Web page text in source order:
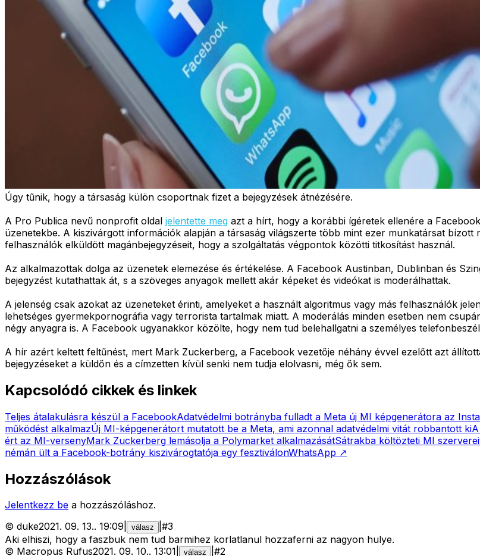
Úgy tűnik, hogy a társaság külön csoportnak fizet a bejegyzések átnézésére.
A Pro Publica nevű nonprofit oldal jelentette meg azt a hírt, hogy a korábbi ígéretek ellenére a
üzenetekbe. A kiszivárgott információk alapján a társaság világszerte több mint ezer munkatársat
felhasználók elküldött magánbejegyzéseit, hogy a szolgáltatás végpontok közötti titkosítást használ.
Az alkalmazottak dolga az üzenetek elemezése és értékelése. A Facebook Austinban, Dublinban és
bejegyzést kutathattak át, s a szöveges anyagok mellett akár képeket és videókat is moderálhattak.
A jelenség csak azokat az üzeneteket érinti, amelyeket a használt algoritmus vagy más felhasználók
lehetséges gyermekpornográfia vagy terrorista tartalmak miatt. A moderálás minden esetben nem
négy anyagra is. A Facebook ugyanakkor közölte, hogy nem tud belehallgatni a személyes
A hír azért keltett feltűnést, mert Mark Zuckerberg, a Facebook vezetője néhány évvel ezelőtt azt
bejegyzéseket a küldőn és a címzetten kívül senki nem tudja elolvasni, még ők sem.
Kapcsolódó cikkek és linkek
Teljes átalakulásra készül a FacebookAdatvédelmi botrányba fulladt a Meta új MI képgenerátora az
működést alkalmazÚj MI-képgenerátort mutatott be a Meta, ami azonnal adatvédelmi vitát robbantott ki
ért az MI-versenyMark Zuckerberg lemásolja a Polymarket alkalmazásátSátrakba költözteti MI
némán ült a Facebook-botrány kiszivárogtatója egy fesztiválonWhatsApp ↗
Hozzászólások
Jelentkezz be a hozzászóláshoz.
© duke2021. 09. 13.. 19:09 válasz #3
Aki elhiszi, hogy a faszbuk nem tud barmihez korlatlanul hozzaferni az nagyon hulye.
© Macropus Rufus2021. 09. 10.. 13:01 válasz #2